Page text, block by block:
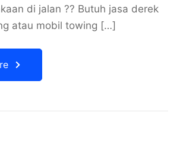
di jalan ?? Butuh jasa derek
atau mobil towing […]